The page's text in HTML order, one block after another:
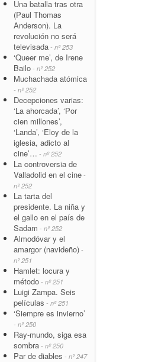
Una batalla tras otra
(Paul Thomas
Anderson). La
revolución no será
televisada - nº 253
‘Queer me’, de Irene
Bailo - nº 252
Muchachada atómica
- nº 252
Decepciones varias:
‘La ahorcada’, ‘Por
cien millones’,
‘Landa’, ‘Eloy de la
iglesia, adicto al
cine’… - nº 252
La controversia de
Valladolid en el cine -
nº 252
La tarta del
presidente. La niña y
el gallo en el país de
Sadam - nº 252
Almodóvar y el
amargor (navideño) -
nº 251
Hamlet: locura y
método - nº 251
Luigi Zampa. Seis
películas - nº 251
‘Siempre es invierno’
- nº 250
Ray-mundo, siga esa
sombra - nº 250
Par de diables - nº 247